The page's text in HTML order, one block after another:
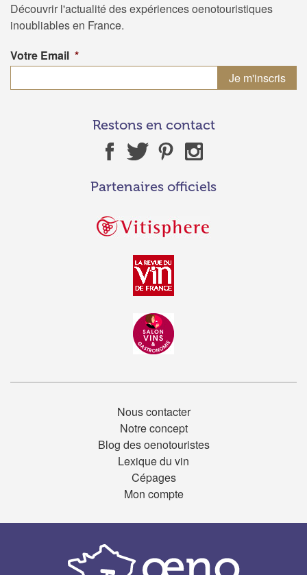
Découvrir l'actualité des expériences oenotouristiques
inoubliables en France.
Votre Email *
Restons en contact
Partenaires officiels
Nous contacter
Notre concept
Blog des oenotouristes
Lexique du vin
Cépages
Mon compte